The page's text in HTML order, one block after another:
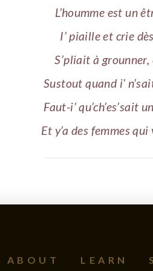
L’houmme est un
I’ piaille et crie
S’pliait à
Sustout quand i’
Faut-i’ qu’ch’es’sait
Et y’a des femmes
ABOUT LEARN